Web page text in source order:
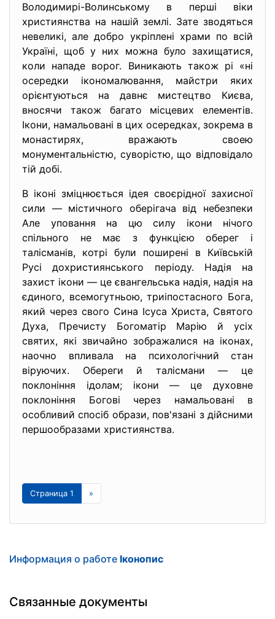
Володимирі-Волинському в перші віки
християнства на нашій землі. Зате зводяться
невеликі, але добро укріплені храми по всій
Україні, щоб у них можна було захищатися,
коли нападе ворог. Виникають також рі «ні
осередки ікономалювання, майстри яких
орієнтуються на давнє мистецтво Києва,
вносячи також багато місцевих елементів.
Ікони, намальовані в цих осередках, зокрема в
монастирях, вражають своею
монументальністю, суворістю, що відповідало
тій добі.
В іконі зміцнюється ідея своєрідної захисної
сили — містичного оберігача від небезпеки
Але уповання на цю силу ікони нічого
спільного не має з функцією оберег і
талісманів, котрі були поширені в Київській
Русі дохристиянського періоду. Надія на
захист ікони — це євангельська надія, надія на
єдиного, всемогутньою, триіпостасного Бога,
який через свого Сина Ісуса Христа, Святого
Духа, Пречисту Богоматір Марію й усіх
святих, які звичайно зображалися на іконах,
наочно впливала на психологічний стан
віруючих. Обереги й талісмани — це
поклоніння ідолам; ікони — це духовне
поклоніння Богові через намальовані в
особливий спосіб образи, пов'язані з дійсними
першообразами християнства.
Страница 1 »
Информация о работе Іконопис
Связанные документы